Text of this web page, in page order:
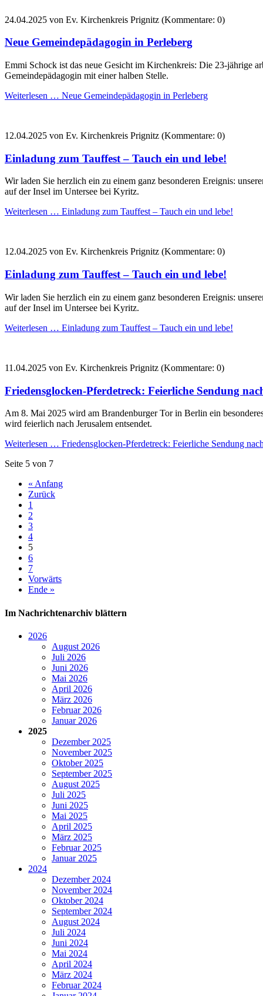
24.04.2025 von Ev. Kirchenkreis Prignitz (Kommentare: 0)
Neue Gemeindepädagogin in Perleberg
Emmi Schock ist das neue Gesicht im Kirchenkreis: Die 23-jährige
Gemeindepädagogin mit einer halben Stelle.
Weiterlesen … Neue Gemeindepädagogin in Perleberg
12.04.2025 von Ev. Kirchenkreis Prignitz (Kommentare: 0)
Einladung zum Tauffest – Tauch ein und lebe!
Wir laden Sie herzlich ein zu einem ganz besonderen Ereignis:
auf der Insel im Untersee bei Kyritz.
Weiterlesen … Einladung zum Tauffest – Tauch ein und lebe!
12.04.2025 von Ev. Kirchenkreis Prignitz (Kommentare: 0)
Einladung zum Tauffest – Tauch ein und lebe!
Wir laden Sie herzlich ein zu einem ganz besonderen Ereignis:
auf der Insel im Untersee bei Kyritz.
Weiterlesen … Einladung zum Tauffest – Tauch ein und lebe!
11.04.2025 von Ev. Kirchenkreis Prignitz (Kommentare: 0)
Friedensglocken-Pferdetreck: Feierliche Sendung
Am 8. Mai 2025 wird am Brandenburger Tor in Berlin ein
wird feierlich nach Jerusalem entsendet.
Weiterlesen … Friedensglocken-Pferdetreck: Feierliche Sendung
Seite 5 von 7
« Anfang
Zurück
1
2
3
4
5
6
7
Vorwärts
Ende »
Im Nachrichtenarchiv blättern
2026
August 2026
Juli 2026
Juni 2026
Mai 2026
April 2026
März 2026
Februar 2026
Januar 2026
2025
Dezember 2025
November 2025
Oktober 2025
September 2025
August 2025
Juli 2025
Juni 2025
Mai 2025
April 2025
März 2025
Februar 2025
Januar 2025
2024
Dezember 2024
November 2024
Oktober 2024
September 2024
August 2024
Juli 2024
Juni 2024
Mai 2024
April 2024
März 2024
Februar 2024